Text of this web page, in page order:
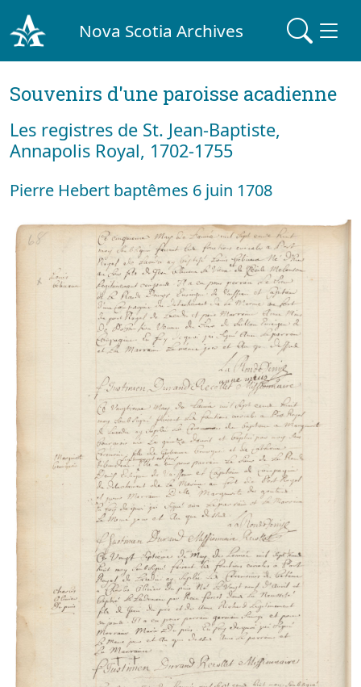
Nova Scotia Archives
Souvenirs d'une paroisse acadienne
Les registres de St. Jean-Baptiste,
Annapolis Royal, 1702-1755
Pierre Hebert baptêmes 6 juin 1708